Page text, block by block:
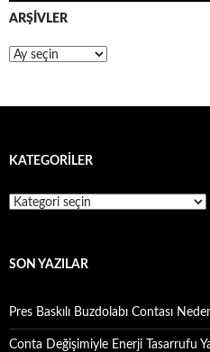
ARŞIVLER
Arşivler
KATEGORILER
Kategoriler
SON YAZILAR
Pres Baskılı Buzdolabı Contası
Conta Değişimiyle Enerji Tasarrufu